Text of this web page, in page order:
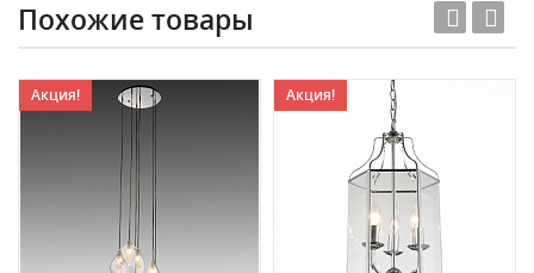
Похожие товары
Акция! Акция!